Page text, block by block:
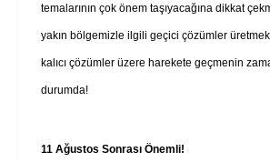
temalarının çok önem taşıyacağına dikkat
yakın bölgemizle ilgili geçici çözümler
kalıcı çözümler üzere harekete geçmenin
durumda!
11 Ağustos Sonrası Önemli!